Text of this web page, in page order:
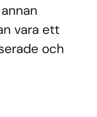
vara ett
och